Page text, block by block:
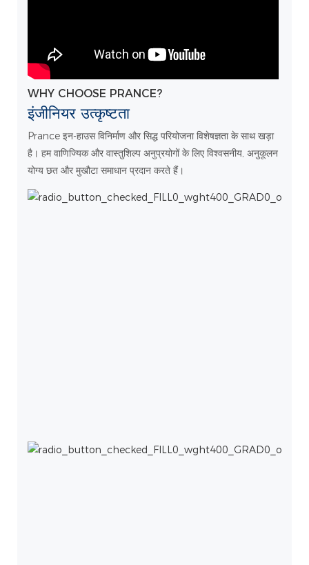
WHY CHOOSE PRANCE?
इंजीनियर उत्कृष्टता
Prance इन-हाउस विनिर्माण और सिद्ध परियोजना विशेषज्ञता के साथ खड़ा
है। हम वाणिज्यिक और वास्तुशिल्प अनुप्रयोगों के लिए विश्वसनीय, अनुकूलन
योग्य छत और मुखौटा समाधान प्रदान करते हैं।